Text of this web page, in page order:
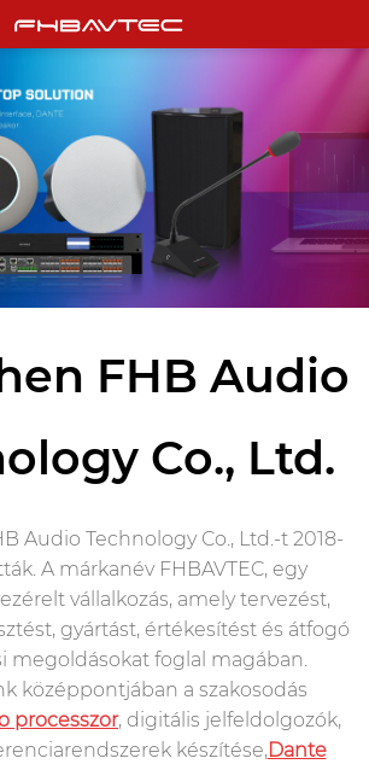
FHB Audio
Co., Ltd.
Audio Technology Co., Ltd.-t 2018-
A márkanév FHBAVTEC, egy
vállalkozás, amely tervezést,
gyártást, értékesítést és átfogó
megoldásokat foglal magában.
középpontjában a szakosodás
processzor, digitális jelfeldolgozók,
készítése,Dante